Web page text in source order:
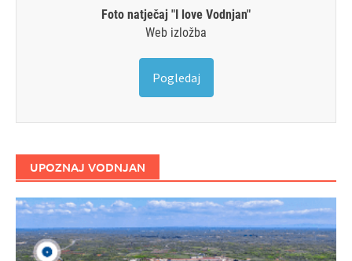
Foto natječaj "I love Vodnjan"
Web izložba
Pogledaj
UPOZNAJ VODNJAN